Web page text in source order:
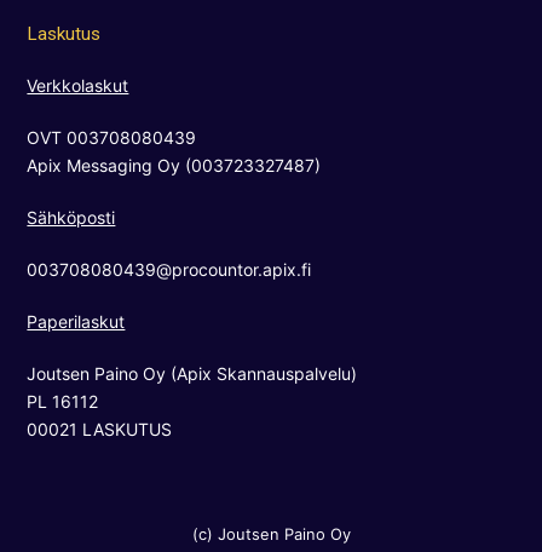
e
b
o
k
t
a
r
a
m
e
Laskutus
Verkkolaskut
OVT 003708080439
Apix Messaging Oy (003723327487)
Sähköposti
003708080439@procountor.apix.fi
Paperilaskut
Joutsen Paino Oy (Apix Skannauspalvelu)
PL 16112
00021 LASKUTUS
(c) Joutsen Paino Oy